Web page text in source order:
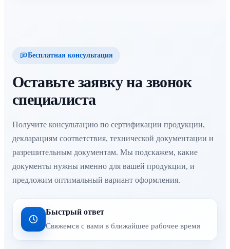
Бесплатная консультация
Оставьте заявку на звонок
специалиста
Получите консультацию по сертификации продукции,
декларациям соответствия, технической документации и
разрешительным документам. Мы подскажем, какие
документы нужны именно для вашей продукции, и
предложим оптимальный вариант оформления.
Быстрый ответ
Свяжемся с вами в ближайшее рабочее время